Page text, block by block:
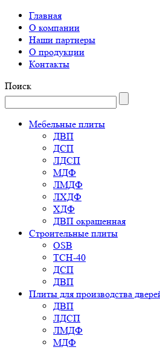
Главная
О компании
Наши партнеры
О продукции
Контакты
Поиск
Мебельные плиты
ДВП
ДСП
ЛДСП
МДФ
ЛМДФ
ЛХДФ
ХДФ
ДВП окрашенная
Строительные плиты
OSB
ТСН-40
ДСП
ДВП
Плиты для производства
ДВП
ЛДСП
ЛМДФ
МДФ